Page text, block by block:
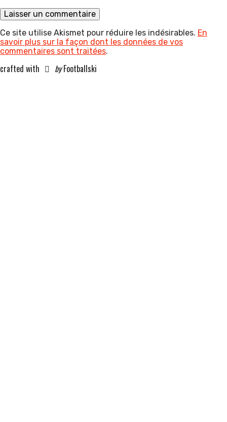
Ce site utilise Akismet pour réduire les indésirables. En
savoir plus sur la façon dont les données de vos
commentaires sont traitées.
crafted with byFootballski